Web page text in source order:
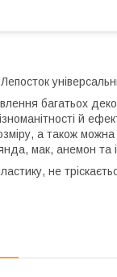
багатьох
й
а також
мак, анемон та
не